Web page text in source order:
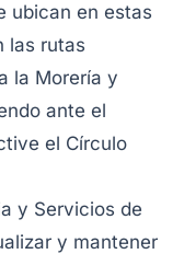
ubican en estas
las rutas
la Morería y
ante el
el Círculo
y Servicios de
y mantener